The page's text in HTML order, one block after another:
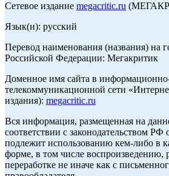
Сетевое издание megacritic.ru
Язык(и): русский
Перевод наименования (названия) на
Российской Федерации: Мегакритик
Доменное имя сайта в
телекоммуникационной сети
издания): megacritic.ru
Вся информация, размещенная на
соответствии с законодательством РФ
подлежит использованию кем-либо в
форме, в том числе воспроизведению,
переработке не иначе как с